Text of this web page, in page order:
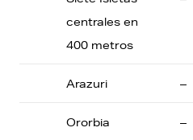
centrales en
400 metros
Arazuri –
Ororbia –